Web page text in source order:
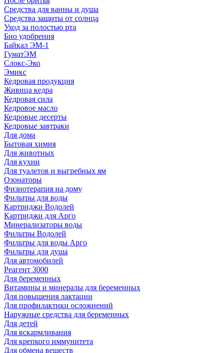
Средства для ванны и душа
Средства защиты от солнца
Уход за полостью рта
Био удобрения
Байкал ЭМ-1
ГуматЭМ
Слокс-Эко
Эмикс
Кедровая продукция
Живица кедра
Кедровая сила
Кедровое масло
Кедровые десерты
Кедровые завтраки
Для дома
Бытовая химия
Для животных
Для кухни
Для туалетов и выгребных ям
Озонаторы
Физиотерапия на дому
Фильтры для воды
Картриджи Водолей
Картриджи для Арго
Минерализаторы воды
Фильтры Водолей
Фильтры для воды Арго
Фильтры для душа
Для автомобилей
Реагент 3000
Для беременных
Витамины и минералы для беременных
Для повышения лактации
Для профилактики осложнений
Наружные средства для беременных
Для детей
Для вскармливания
Для крепкого иммунитета
Для обмена веществ